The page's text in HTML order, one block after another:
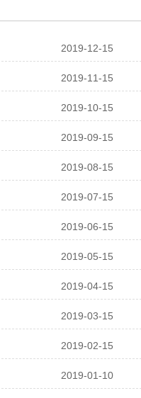
2019-12-15
2019-11-15
2019-10-15
2019-09-15
2019-08-15
2019-07-15
2019-06-15
2019-05-15
2019-04-15
2019-03-15
2019-02-15
2019-01-10